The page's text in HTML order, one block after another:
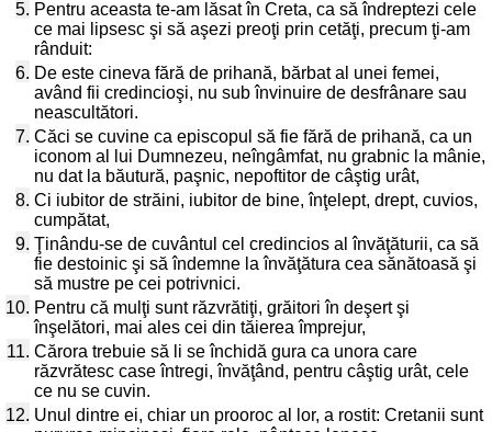
5. Pentru aceasta te-am lăsat în Creta, ca să îndreptezi cele
ce mai lipsesc şi să aşezi preoţi prin cetăţi, precum ţi-am
rânduit:
6. De este cineva fără de prihană, bărbat al unei femei,
având fii credincioşi, nu sub învinuire de desfrânare sau
neascultători.
7. Căci se cuvine ca episcopul să fie fără de prihană, ca un
iconom al lui Dumnezeu, neîngâmfat, nu grabnic la mânie,
nu dat la băutură, paşnic, nepoftitor de câştig urât,
8. Ci iubitor de străini, iubitor de bine, înţelept, drept, cuvios,
cumpătat,
9. Ţinându-se de cuvântul cel credincios al învăţăturii, ca să
fie destoinic şi să îndemne la învăţătura cea sănătoasă şi
să mustre pe cei potrivnici.
10. Pentru că mulţi sunt răzvrătiţi, grăitori în deşert şi
înşelători, mai ales cei din tăierea împrejur,
11. Cărora trebuie să li se închidă gura ca unora care
răzvrătesc case întregi, învăţând, pentru câştig urât, cele
ce nu se cuvin.
12. Unul dintre ei, chiar un prooroc al lor, a rostit: Cretanii sunt